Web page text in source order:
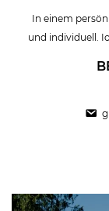
In einem
und individuell.